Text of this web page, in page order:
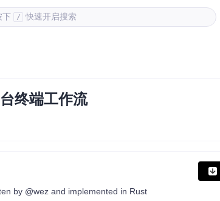
下 / 快速开启搜索
终端工作流
by @wez and implemented in Rust